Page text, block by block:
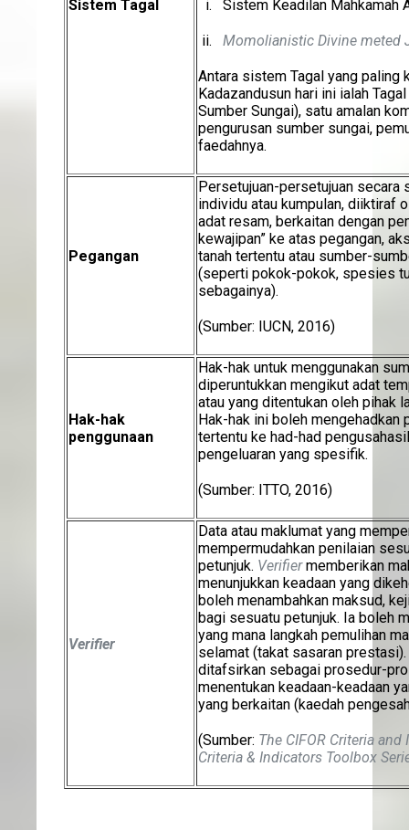
Sistem Tagal i. Sistem Keadilan Mahkamah
ii. Momolianistic Divine meted
Antara sistem Tagal yang paling
Kadazandusun hari ini ialah
Sumber Sungai), satu amalan
pengurusan sumber sungai,
faedahnya.
Pegangan
Persetujuan-persetujuan secara
individu atau kumpulan, diiktiraf
adat resam, berkaitan dengan
kewajipan” ke atas pegangan,
tanah tertentu atau sumber-
(seperti pokok-pokok, spesies
sebagainya).
(Sumber: IUCN, 2016)
Hak-hak
penggunaan
Hak-hak untuk menggunakan
diperuntukkan mengikut adat
atau yang ditentukan oleh pihak
Hak-hak ini boleh mengehadkan
tertentu ke had-had
pengeluaran yang spesifik.
(Sumber: ITTO, 2016)
Verifier
Data atau maklumat yang
mempermudahkan penilaian
petunjuk. Verifiermemberikan
menunjukkan keadaan yang
boleh menambahkan maksud,
bagi sesuatu petunjuk. Ia boleh
yang mana langkah pemulihan
selamat (takat sasaran
ditafsirkan sebagai prosedur-
menentukan keadaan-keadaan
yang berkaitan (kaedah
(Sumber: The CIFOR Criteria
Criteria & Indicators Toolbox